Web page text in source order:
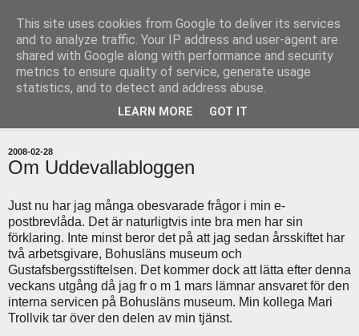
uddevallabloggen.se
med stort och smått från Uddevallas horisont
2008-02-28
Om Uddevallabloggen
Just nu har jag många obesvarade frågor i min e-
postbrevlåda. Det är naturligtvis inte bra men har sin
förklaring. Inte minst beror det på att jag sedan årsskiftet har
två arbetsgivare, Bohusläns museum och
Gustafsbergsstiftelsen. Det kommer dock att lätta efter denna
veckans utgång då jag fr o m 1 mars lämnar ansvaret för den
interna servicen på Bohusläns museum. Min kollega Mari
Trollvik tar över den delen av min tjänst.
This site uses cookies from Google to deliver its services
and to analyze traffic. Your IP address and user-agent are
shared with Google along with performance and security
metrics to ensure quality of service, generate usage
statistics, and to detect and address abuse.
LEARN MORE GOT IT